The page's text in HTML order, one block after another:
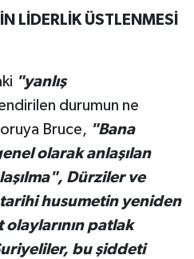
LİDERLİK ÜSTLENMESİ
"yanlış
durumun ne
Bruce, "Bana
olarak anlaşılan
Dürziler ve
husumetin yeniden
patlak
bu şiddeti